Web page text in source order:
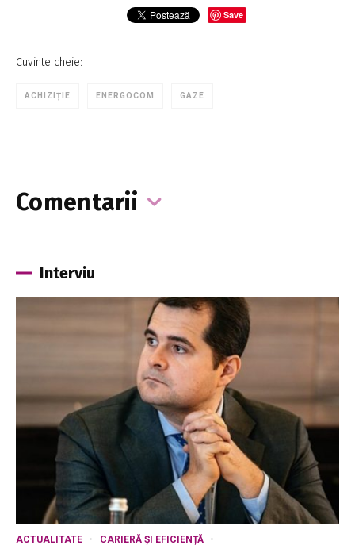
Save
Cuvinte cheie:
ACHIZIȚIE ENERGOCOM GAZE
Comentarii
Interviu
ACTUALITATE
CARIERĂ ȘI EFICIENȚĂ